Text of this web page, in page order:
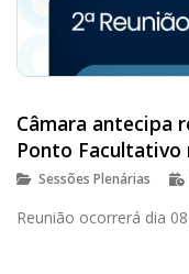
Câmara antecipa
Ponto Facultativo
Sessões Plenárias
Reunião ocorrerá dia